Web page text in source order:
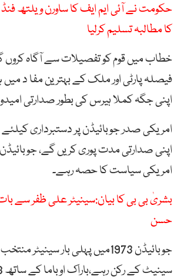
حکومت نے آئی ایم ایف کا ساورن ویلتھ فنڈ
کا مطالبہ تسلیم کرلیا
خطاب میں قوم کو تفصیلات سے آگاہ کروں
فیصلہ پارٹی اور ملک کے بہترین مفا د
اپنی جگہ کملا ہیرس کی بطور صدارتی
امریکی صدر جوبائیڈن پر دستبرداری کیلئے
امریکی سیاست کا حصہ رہے۔
بشریٰ بی بی کا بیان:سینیٹر علی ظفر سے
حسن